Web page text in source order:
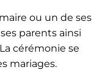
ou un de ses
parents ainsi
cérémonie se
mariages.